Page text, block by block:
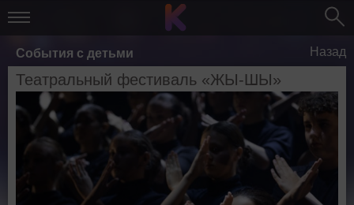
События с детьми Назад
Театральный фестиваль «ЖЫ-ШЫ»